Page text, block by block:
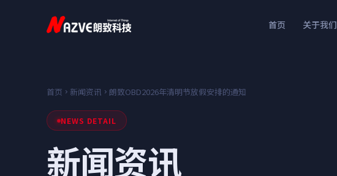
首页 关于我们
首页 新闻资讯 朗致OBD2026年清明节放假安排的通知‌
NEWS DETAIL
新闻资讯